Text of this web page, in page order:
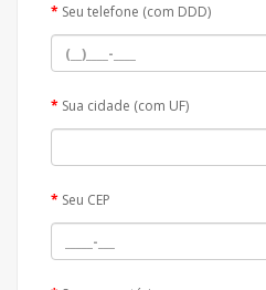
Seu telefone (com DDD)
Sua cidade (com UF)
Seu CEP